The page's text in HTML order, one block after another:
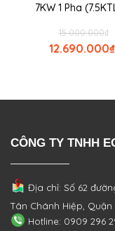
7KW 1 Pha
₫
15.000.000
₫
12.690.000
CÔNG TY TNHH
Địa chỉ: Số 62
Tân Chánh Hiệp, Quận
Hotline: 0909 296